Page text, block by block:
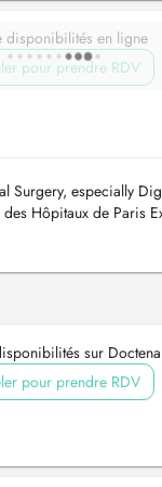
disponibilités en ligne
pour prendre RDV
Surgery, especially
Hôpitaux de Paris
sur Doctena
pour prendre RDV